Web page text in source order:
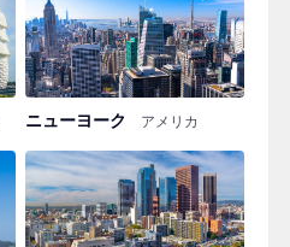
ニューヨーク アメリカ